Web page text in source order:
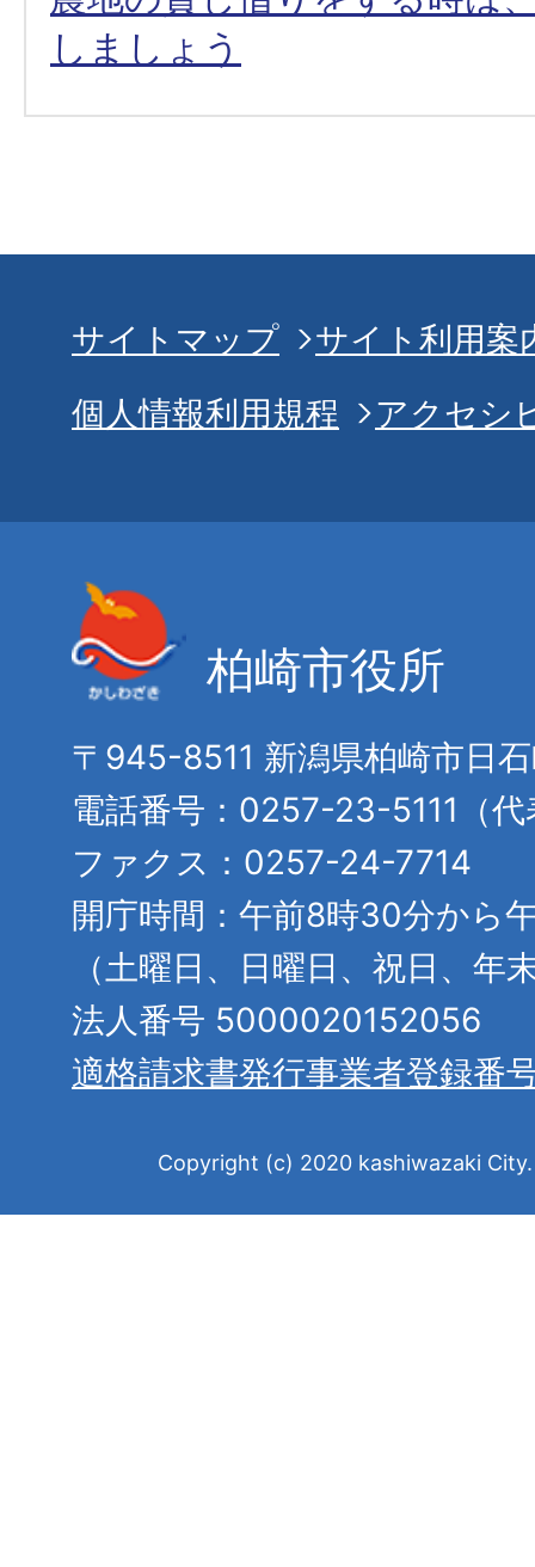
しましょう
サイトマップ
サイト利用案
個人情報利用規程
アクセシ
柏崎市役所
〒945-8511 新潟県柏崎市日
電話番号：0257-23-5111（代
ファクス：0257-24-7714
開庁時間：午前8時30分から
（土曜日、日曜日、祝日、年
法人番号 5000020152056
適格請求書発行事業者登録番
Copyright (c) 2020 kashiwazaki